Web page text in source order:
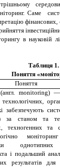
Саме
в науковій
Таблиця 1.
Поняття
Поняття
monitoring) —
забезпечують
за станом та
техногенних та
однотипних
і подальший
результатів для